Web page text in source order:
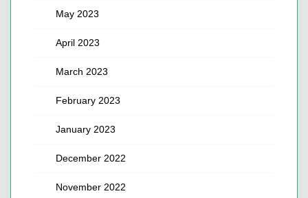
May 2023
April 2023
March 2023
February 2023
January 2023
December 2022
November 2022